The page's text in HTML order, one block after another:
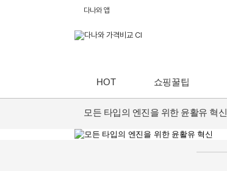
다나와 앱
HOT 쇼핑꿀팁
모든 타입의 엔진을 위한 윤활유 혁신